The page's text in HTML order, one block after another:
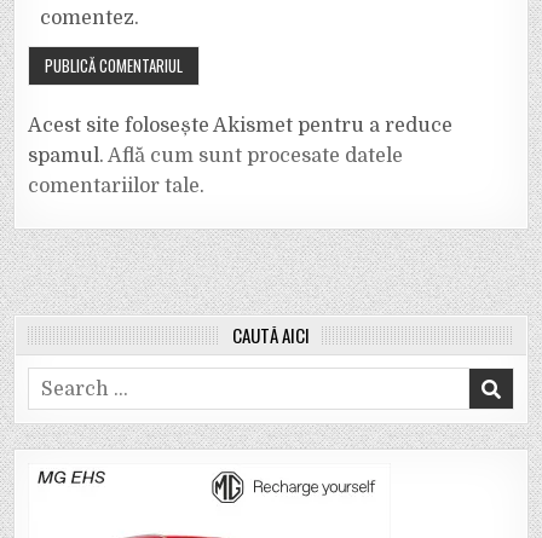
comentez.
Acest site folosește Akismet pentru a reduce
spamul.Află cum sunt procesate datele
comentariilor tale.
CAUTĂ AICI
Search
for: